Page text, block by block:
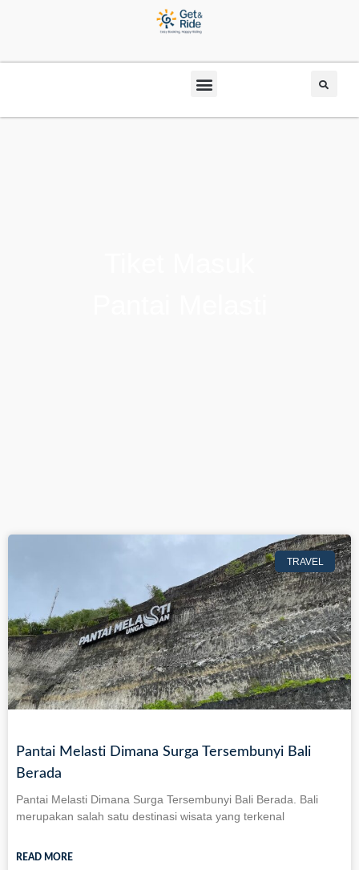
TRAVEL
Pantai Melasti Dimana Surga Tersembunyi Bali
Berada
Pantai Melasti Dimana Surga Tersembunyi Bali Berada. Bali
merupakan salah satu destinasi wisata yang terkenal
READ MORE